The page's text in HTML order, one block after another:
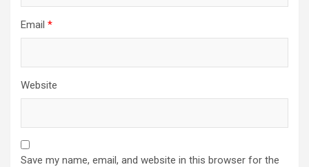
Email *
Website
Save my name, email, and website in this browser for the